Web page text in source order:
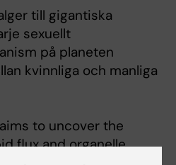
till gigantiska
sexuellt
på planeten
kvinnliga och manliga
to uncover the
flux and organelle